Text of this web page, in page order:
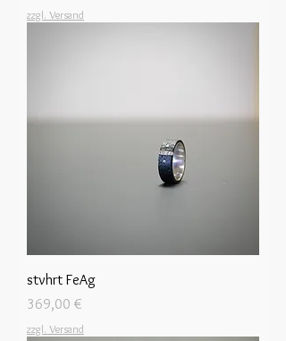
zzgl. Versand
stvhrt FeAg
Preis
369,00 €
zzgl. Versand